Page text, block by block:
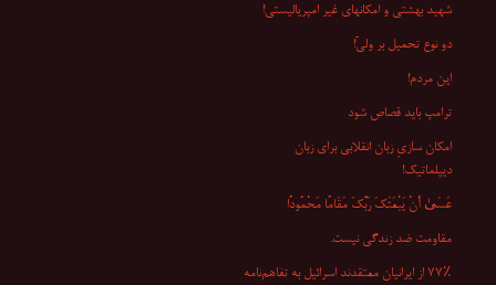
شهید بهشتی و امکانهای غیر امپریالیستی!
دو نوع تحمیل بر ولیّ!
این مردم!
ترامپ باید قصاص شود
امکان سازیِ زبان انقلابی برای زبان
دیپلماتیک!
عَسَىٰ أَنْ یَبْعَثَکَ رَبُّکَ مَقَامًا مَحْمُودًا
مقاومت ضد زندگی نیست.
۷۷٪ از ایرانیان معتقدند اسرائیل به تفاهم‌نامه